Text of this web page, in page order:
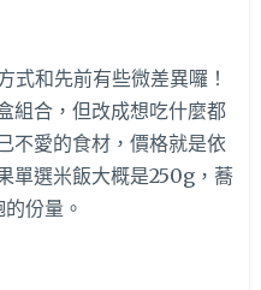
式和先前有些微差異囉！
組合，但改成想吃什麼都
不愛的食材，價格就是依
單選米飯大概是250g，蕎
份量。